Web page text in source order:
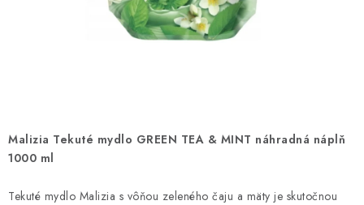
ANTIBAKTERIÁLNE A DEZINFEKČNÉ PRODUKTY
DISTRIBÚCIA - B2B SPOLUPRÁCA
KONTAKTY
Malizia Tekuté mydlo GREEN TEA & MINT náhradná náplň
1000 ml
Tekuté mydlo Malizia s vôňou zeleného čaju a mäty je skutočnou